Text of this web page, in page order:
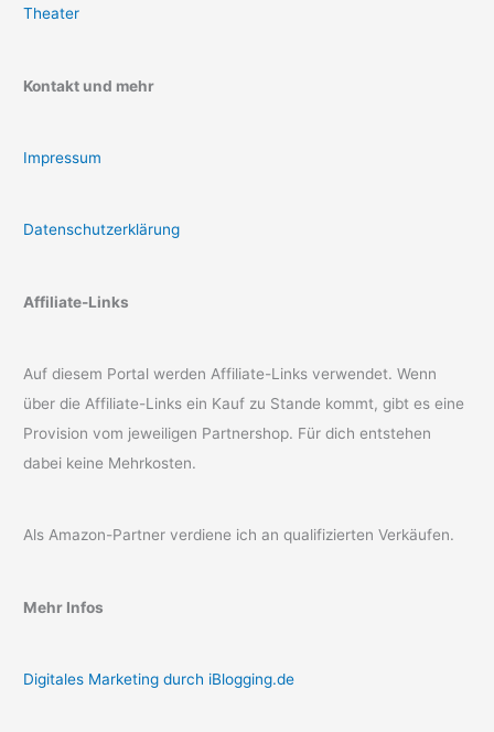
Theater
Kontakt und mehr
Impressum
Datenschutzerklärung
Affiliate-Links
Auf diesem Portal werden Affiliate-Links verwendet. Wenn
über die Affiliate-Links ein Kauf zu Stande kommt, gibt es eine
Provision vom jeweiligen Partnershop. Für dich entstehen
dabei keine Mehrkosten.
Als Amazon-Partner verdiene ich an qualifizierten Verkäufen.
Mehr Infos
Digitales Marketing durch iBlogging.de